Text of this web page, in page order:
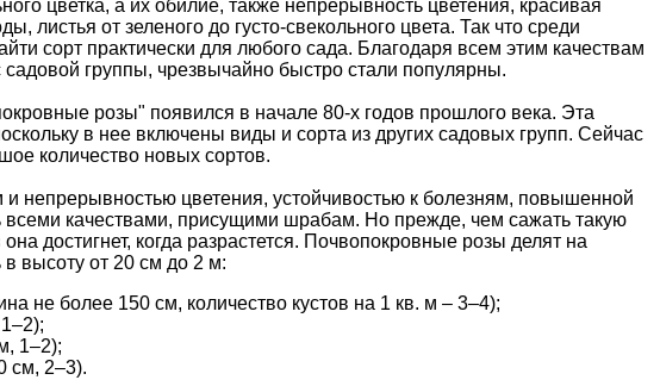
цветка, а их обилие, также непрерывность цветения, красивая
от зеленого до густо-свекольного цвета. Так что среди
сорт практически для любого сада. Благодаря всем этим качествам
группы, чрезвычайно быстро стали популярны.
розы" появился в начале 80-х годов прошлого века. Эта
в нее включены виды и сорта из других садовых групп. Сейчас
количество новых сортов.
непрерывностью цветения, устойчивостью к болезням, повышенной
всеми качествами, присущими шрабам. Но прежде, чем сажать такую
достигнет, когда разрастется. Почвопокровные розы делят на
в высоту от 20 см до 2 м:
не более 150 см, количество кустов на 1 кв. м – 3–4);
1–2);
см, 2–3).